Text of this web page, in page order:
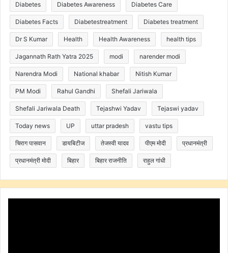
Diabetes Diabetes Awareness Diabetes Care
Diabetes Facts Diabetestreatment Diabetes treatment
Dr S Kumar Health Health Awareness health tips
Jagannath Rath Yatra 2025 modi narender modi
Narendra Modi National khabar Nitish Kumar
PM Modi Rahul Gandhi Shefali Jariwala
Shefali Jariwala Death Tejashwi Yadav Tejaswi yadav
Today news UP uttar pradesh vastu tips
चिराग पासवान डायबिटीज तेजस्वी यादव पीएम मोदी प्रधानमंत्री
प्रधानमंत्री मोदी बिहार बिहार राजनीति राहुल गांधी